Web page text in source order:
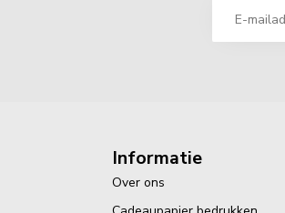
Informatie
Over ons